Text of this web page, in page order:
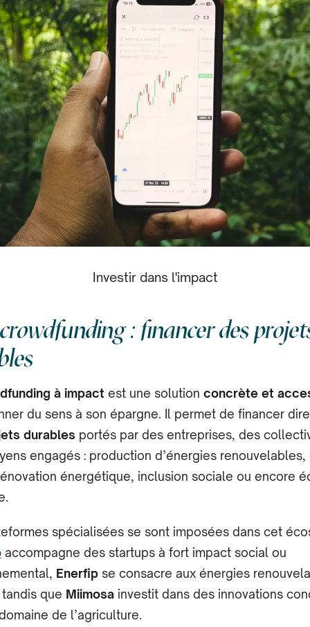
Investir dans l'impact
: financer des
à impact est une solution concrète et
du sens à son épargne. Il permet de financer
durables portés par des entreprises, des
engagés : production d’énergies renouvelables,
énergétique, inclusion sociale ou encore
spécialisées se sont imposées dans cet
accompagne des startups à fort impact social ou
Enerfipse consacre aux énergies
que Miimosainvestit dans des innovations
de l’agriculture.